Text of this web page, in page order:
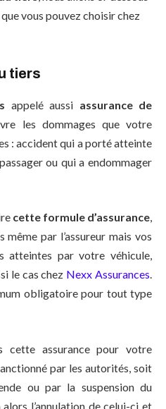
vous pouvez choisir chez
tiers
appelé aussi assurance de
les dommages que votre
: accident qui a porté atteinte
ou qui a endommager
cette formule d’assurance,
même par l’assureur mais vos
atteintes par votre véhicule,
le cas chez Nexx Assurances.
obligatoire pour tout type
cette assurance pour votre
par les autorités, soit
ou par la suspension du
l’annulation de celui-ci et